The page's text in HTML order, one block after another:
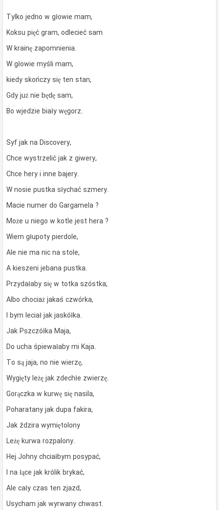
Tylko jedno w głowie mam,
Koksu pięć gram, odlecieć sam
W krainę zapomnienia.
W głowie myśli mam,
kiedy skończy się ten stan,
Gdy już nie będę sam,
Bo wjedzie biały węgorz.
Syf jak na Discovery,
Chce wystrzelić jak z giwery,
Chce hery i inne bajery.
W nosie pustka słychać szmery.
Macie numer do Gargamela ?
Może u niego w kotle jest hera ?
Wiem głupoty pierdole,
Ale nie ma nic na stole,
A kieszeni jebana pustka.
Przydałaby się w totka szóstka,
Albo chociaż jakaś czwórka,
I bym leciał jak jaskółka.
Jak Pszczółka Maja,
Do ucha śpiewałaby mi Kaja.
To są jaja, no nie wierzę,
Wygięty leżę jak zdechłe zwierzę.
Gorączka w kurwę się nasila,
Poharatany jak dupa fakira,
Jak ździra wymiętolony
Leżę kurwa rozpalony.
Hej Johny chciałbym posypać,
I na łące jak królik brykać,
Ale cały czas ten zjazd,
Usycham jak wyrwany chwast.